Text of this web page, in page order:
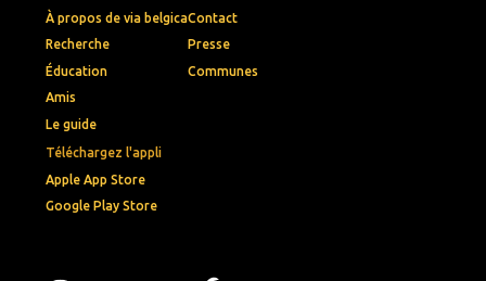
Téléchargez l'appli
Apple App Store
Google Play Store
À propos de via belgica
Recherche
Éducation
Amis
Le guide
Contact
Presse
Communes